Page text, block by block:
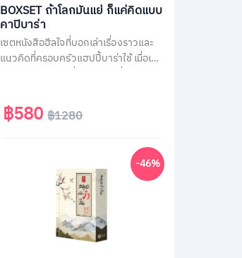
BOXSET ถ้าโลกมันแย่ ก็แค่คิดแบบ
คาปิบาร่า
เซตหนังสือฮีลใจที่บอกเล่าเรื่องราวและ
แนวคิดที่ครอบครัวแฮปปี้บาร่าใช้ เมื่อเจอ
เรื่องความรัก หรือเรื่องของสังคม รวม
กว่า 70 สถานการณ์ เพื่อเปลี่ยนมุมมอง
พร้อมของแถมสุดน่ารักแบบจัดเต็มทั้ง
สติกเกอร์ และที่คั่นคาปิบาร่า
฿580฿1280
-46%